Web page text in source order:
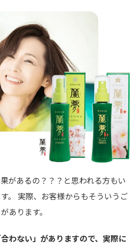
があるの？？？と思われる方もい
。 実際、お客様からもそういうご
あります。
わない」がありますので、実際に